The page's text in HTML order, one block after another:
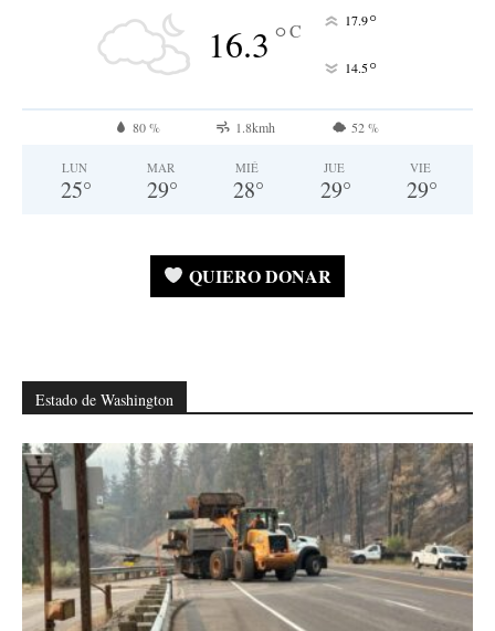
16.3°C 17.9°
14.5°
80 % 1.8kmh 52 %
LUN
25°
MAR
29°
MIÉ
28°
JUE
29°
VIE
29°
QUIERO DONAR
Estado de Washington